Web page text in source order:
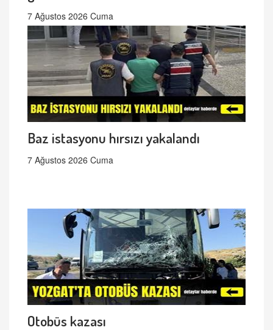
7 Ağustos 2026 Cuma
Baz istasyonu hırsızı yakalandı
7 Ağustos 2026 Cuma
Otobüs kazası